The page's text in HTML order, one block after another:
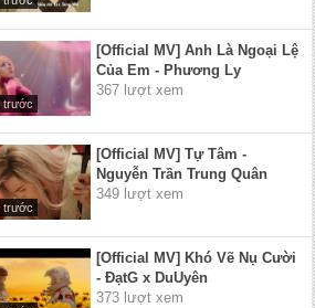
trước
[Official MV] Anh Là Ngoại Lệ
Của Em - Phương Ly
367 lượt xem
trước
[Official MV] Tự Tâm -
Nguyễn Trần Trung Quân
349 lượt xem
[Official MV] Khó Vẽ Nụ Cười
- ĐạtG x DuUyên
373 lượt xem